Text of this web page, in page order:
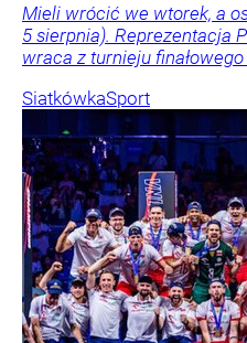
Mieli wrócić we wtorek, a
5 sierpnia). Reprezentacja
wraca z turnieju
SiatkówkaSport